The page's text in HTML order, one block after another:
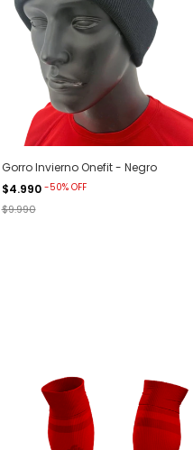
Gorro Invierno Onefit - Negro
$4.990 -50% OFF
$9.990